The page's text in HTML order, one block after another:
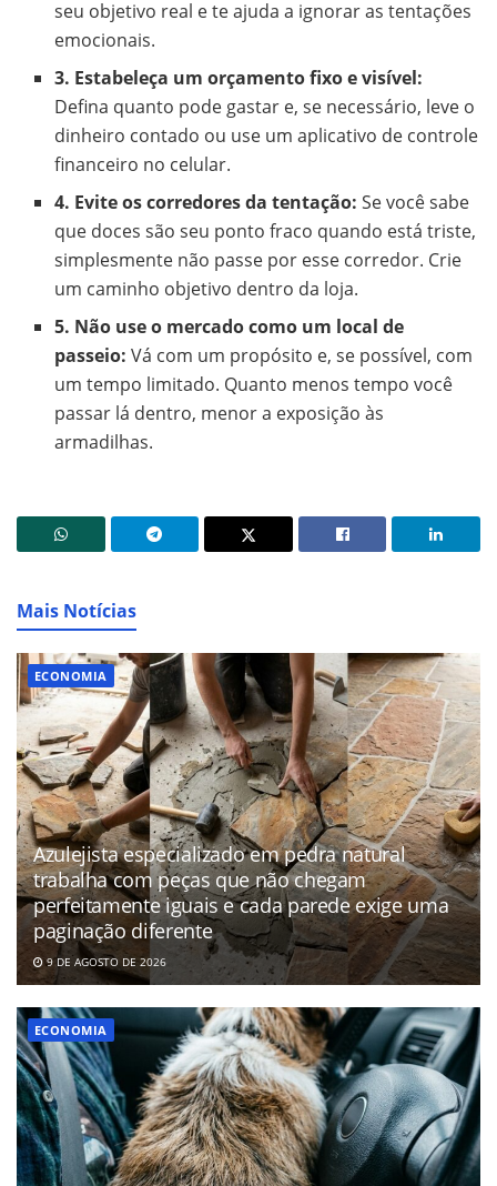
seu objetivo real e te ajuda a ignorar as tentações
emocionais.
3. Estabeleça um orçamento fixo e visível:
Defina quanto pode gastar e, se necessário, leve o
dinheiro contado ou use um aplicativo de controle
financeiro no celular.
4. Evite os corredores da tentação: Se você sabe
que doces são seu ponto fraco quando está triste,
simplesmente não passe por esse corredor. Crie
um caminho objetivo dentro da loja.
5. Não use o mercado como um local de
passeio: Vá com um propósito e, se possível, com
um tempo limitado. Quanto menos tempo você
passar lá dentro, menor a exposição às
armadilhas.
Mais Notícias
ECONOMIA
Azulejista especializado em pedra natural
trabalha com peças que não chegam
perfeitamente iguais e cada parede exige uma
paginação diferente
9 DE AGOSTO DE 2026
ECONOMIA